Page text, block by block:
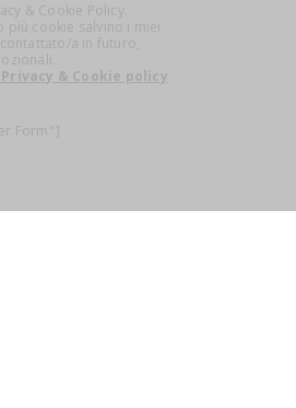
& Cookie Policy.
più cookie salvino i miei
a in futuro,
& Cookie policy
Form"]